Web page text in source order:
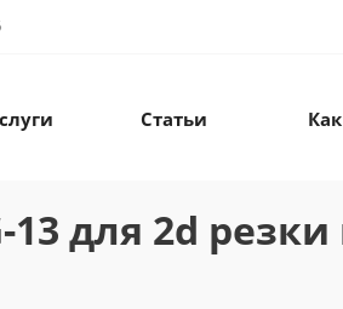
Статьи
для 2d